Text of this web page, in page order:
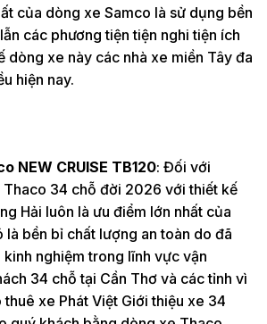
của dòng xe Samco là sử dụng bền
các phương tiện tiện nghi tiện ích
dòng xe này các nhà xe miền Tây đa
hiện nay.
NEW CRUISE TB120: Đối với
34 chỗ đời 2026 với thiết kế
Hải luôn là ưu điểm lớn nhất của
là bền bỉ chất lượng an toàn do đã
kinh nghiệm trong lĩnh vực vận
34 chỗ tại Cần Thơ và các tỉnh vì
xe Phát Việt Giới thiệu xe 34